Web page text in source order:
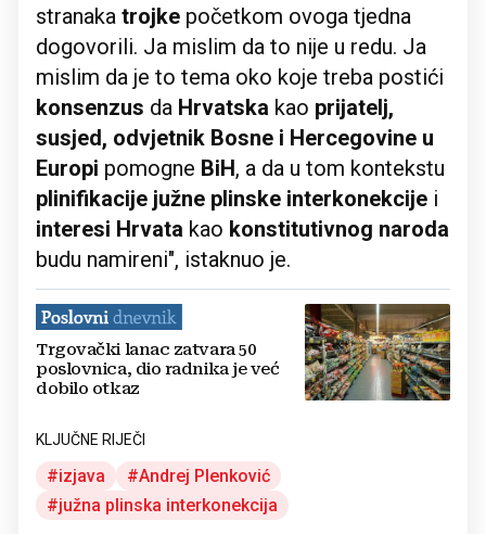
stranaka trojke početkom ovoga tjedna
dogovorili. Ja mislim da to nije u redu. Ja
mislim da je to tema oko koje treba postići
konsenzus da Hrvatska kao prijatelj,
susjed, odvjetnik Bosne i Hercegovine u
Europi pomogne BiH, a da u tom kontekstu
plinifikacije južne plinske interkonekcije i
interesi Hrvata kao konstitutivnog naroda
budu namireni", istaknuo je.
Trgovački lanac zatvara 50
poslovnica, dio radnika je već
dobilo otkaz
KLJUČNE RIJEČI
izjava
Andrej Plenković
južna plinska interkonekcija